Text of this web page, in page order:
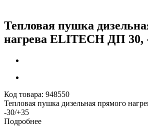
Тепловая пушка
нагрева ELITECH ДП 30,
Код товара: 948550
Тепловая пушка дизельная прямого
-30/+35
Подробнее